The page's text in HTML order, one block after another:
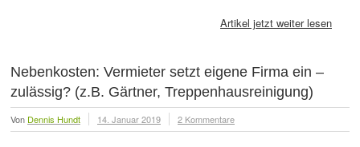
Artikel jetzt weiter lesen
Nebenkosten: Vermieter setzt eigene Firma ein –
zulässig? (z.B. Gärtner, Treppenhausreinigung)
Von Dennis Hundt 14. Januar 2019 2 Kommentare